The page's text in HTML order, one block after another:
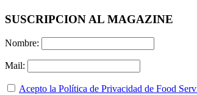
SUSCRIPCION AL MAGAZINE
Nombre:
Mail:
Acepto la Política de Privacidad de Food